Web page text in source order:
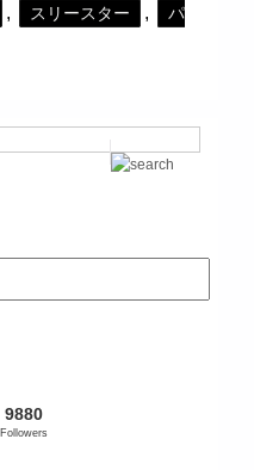
, スリースター , パ
9880
Followers